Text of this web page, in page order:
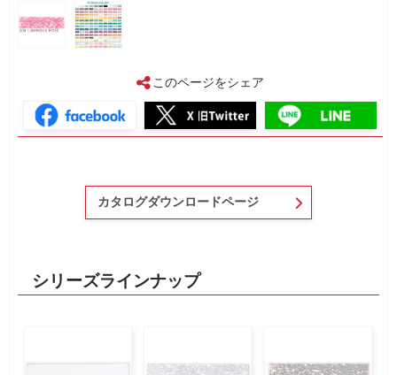
このページをシェア
カタログダウンロードページ
シリーズラインナップ